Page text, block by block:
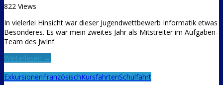
822 Views
In vielerlei Hinsicht war dieser Jugendwettbewerb Informatik etwas
Besonderes. Es war mein zweites Jahr als Mitstreiter im Aufgaben-
Team des JwInf.
Weiterlesen →
ExkursionenFranzösischKursfahrtenSchulfahrt